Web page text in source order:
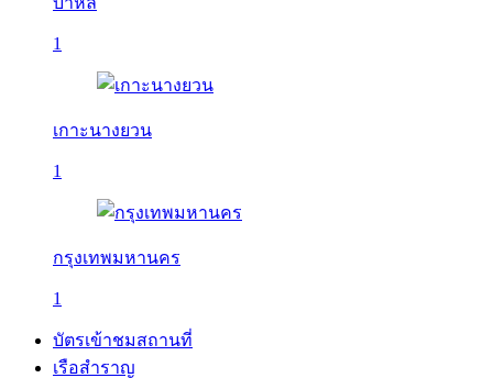
1
เกาะนางยวน
1
กรุงเทพมหานคร
1
บัตรเข้าชมสถานที่
เรือสำราญ